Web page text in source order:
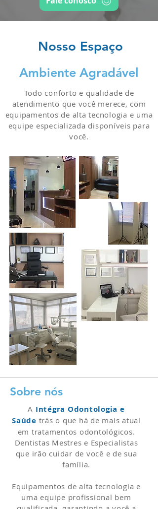
Nosso Espaço
Ambiente Agradável
Todo conforto e qualidade de
atendimento que você merece, com
equipamentos de alta tecnologia e uma
equipe especializada disponíveis para
você.
Sobre nós
A Intégra Odontologia e
Saúde trás o que há de mais atual
em tratamentos odontológicos.
Dentistas Mestres e Especialistas
que irão cuidar de você e de sua
família.
Equipamentos de alta tecnologia e
uma equipe profissional bem